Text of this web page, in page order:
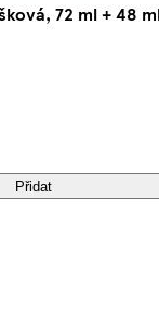
72 ml + 48
Přidat